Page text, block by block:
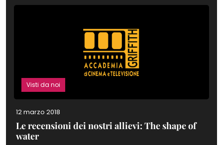
Visti da noi
12 marzo 2018
Le recensioni dei nostri allievi: The shape of
water